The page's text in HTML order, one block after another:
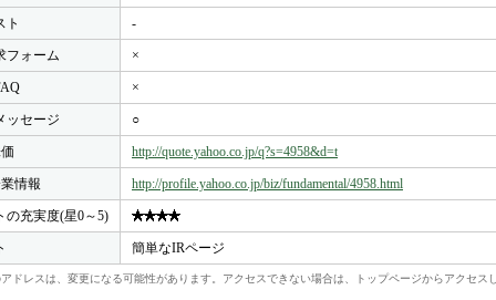
ト -
フォーム ×
×
ッセージ ○
http://quote.yahoo.co.jp/q?s=4958&d=t
情報 http://profile.yahoo.co.jp/biz/fundamental/4958.html
の充実度(星0～5)
簡単なIRページ
ドレスは、変更になる可能性があります。アクセスできない場合は、トップページからアクセス